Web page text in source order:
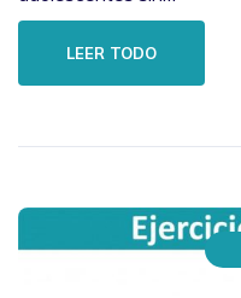
LEER TODO